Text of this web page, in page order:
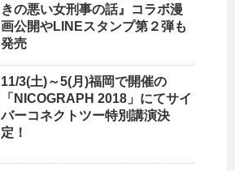
きの悪い女刑事の話』コラボ漫
画公開やLINEスタンプ第２弾も
発売
11/3(土)～5(月)福岡で開催の
「NICOGRAPH 2018」にてサイ
バーコネクトツー特別講演決
定！